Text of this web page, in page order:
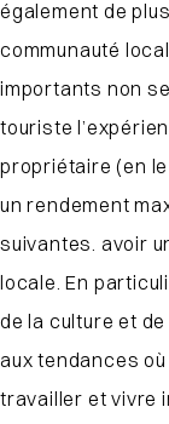
également de
communauté
importants non
touriste
propriétaire (en
un rendement
suivantes. avoir
locale. En
de la culture et
aux tendances
travailler et vivre